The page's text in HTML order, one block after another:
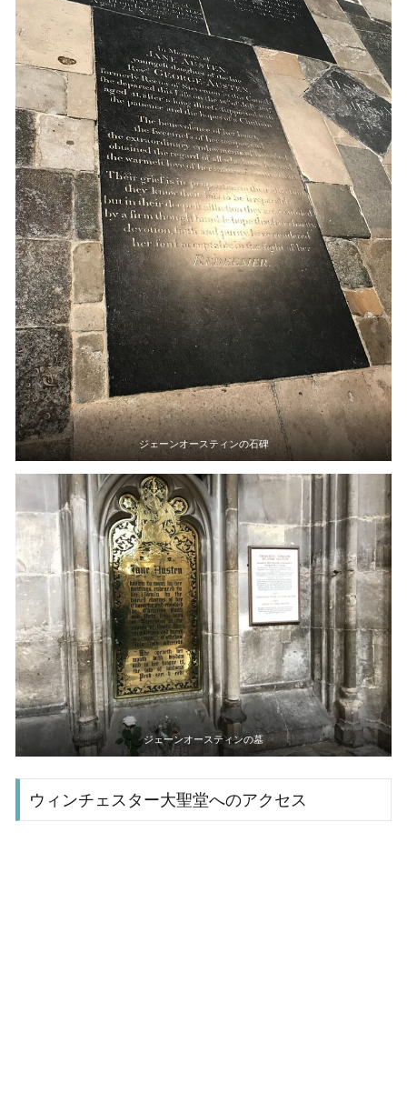
ジェーンオースティンの石碑
ジェーンオースティンの墓
ウィンチェスター大聖堂へのアクセス